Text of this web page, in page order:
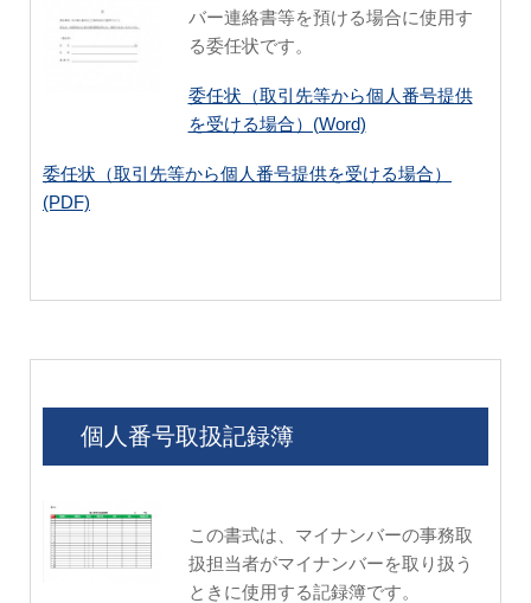
バー連絡書等を預ける場合に使用す
る委任状です。
委任状（取引先等から個人番号提供
を受ける場合）(Word)
委任状（取引先等から個人番号提供を受ける場合）
(PDF)
個人番号取扱記録簿
この書式は、マイナンバーの事務取
扱担当者がマイナンバーを取り扱う
ときに使用する記録簿です。